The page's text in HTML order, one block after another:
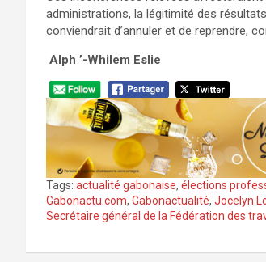
administrations, la légitimité des
conviendrait d’annuler et de reprendre,
Alph ’-Whilem Eslie
Tags: actualité gabonaise, élections
Gabonactu.com, Gabonactualité, Jocelyn
Secrétaire général de la Fédération des